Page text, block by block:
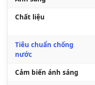
Chất liệu
Tiêu chuẩn chống
nước
Cảm biến ánh sáng